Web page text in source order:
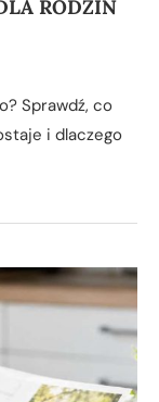
RODZIN
Sprawdź, co
i dlaczego